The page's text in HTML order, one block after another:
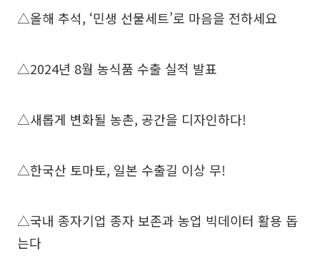
△올해 추석, ‘민생 선물세트’로 마음을 전하세요
△2024년 8월 농식품 수출 실적 발표
△새롭게 변화될 농촌, 공간을 디자인하다!
△한국산 토마토, 일본 수출길 이상 무!
△국내 종자기업 종자 보존과 농업 빅데이터 활용 돕
는다